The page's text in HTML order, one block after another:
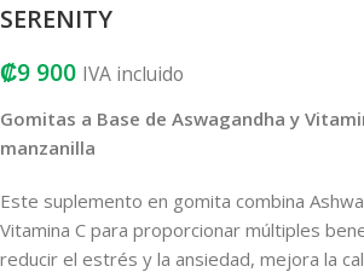
SERENITY
₡9 900 IVA incluido
Gomitas a Base de Aswagandha y
manzanilla
Este suplemento en gomita combina
Vitamina C para proporcionar múltiples
reducir el estrés y la ansiedad, mejora la